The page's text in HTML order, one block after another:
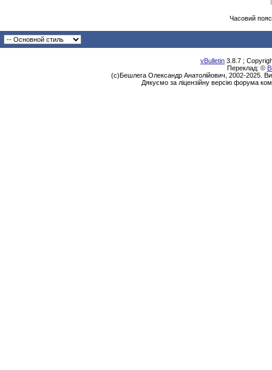
Часовий
vBulletin 3.8.7 ;
Переклад: ©
(с)Бешлега Олександр Анатолійович, 2002-2025.
Дякуємо за ліцензійну версію форума